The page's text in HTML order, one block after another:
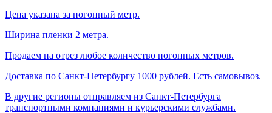
Цена указана за погонный метр.
Ширина пленки 2 метра.
Продаем на отрез любое количество погонных метров.
Доставка по Санкт-Петербургу 1000 рублей. Есть самовывоз.
В другие регионы отправляем из Санкт-Петербурга
транспортными компаниями и курьерскими службами.